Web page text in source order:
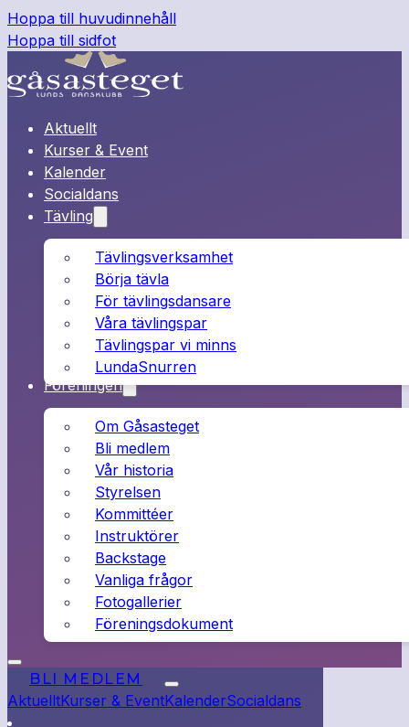
Hoppa till huvudinnehåll
Hoppa till sidfot
Aktuellt
Kurser & Event
Kalender
Socialdans
Tävling
Tävlingsverksamhet
Börja tävla
För tävlingsdansare
Våra tävlingspar
Tävlingspar vi minns
LundaSnurren
Föreningen
Om Gåsasteget
Bli medlem
Vår historia
Styrelsen
Kommittéer
Instruktörer
Backstage
Vanliga frågor
Fotogallerier
Föreningsdokument
BLI MEDLEM
AktuelltKurser & EventKalenderSocialdans